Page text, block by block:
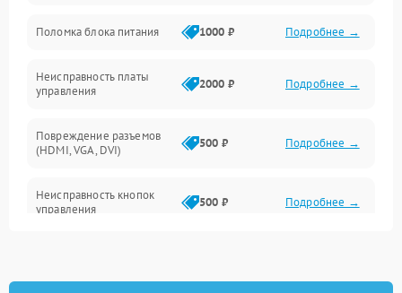
Механические повреждения
Поломка блока питания 1000 ₽ Подробнее →
Неисправность платы
управления
2000 ₽ Подробнее →
Повреждение разъемов
(HDMI, VGA, DVI)
500 ₽ Подробнее →
Неисправность кнопок
управления
500 ₽ Подробнее →